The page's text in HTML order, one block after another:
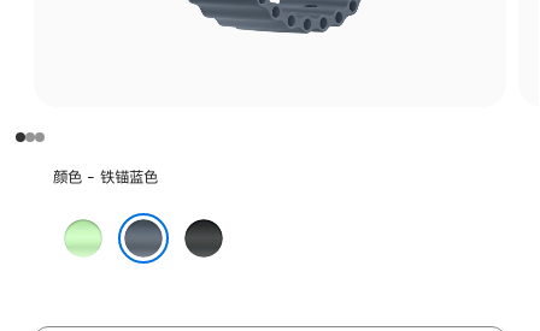
选
色:
颜色 - 铁锚蓝色
霓
虹
黑
色